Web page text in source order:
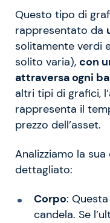
Questo tipo di
rappresentato da
solitamente verdi
solito varia), con
attraversa ogni
altri tipi di grafici,
rappresenta il
prezzo dell’asset.
Analizziamo la
dettagliato:
Corpo:
candela. Se